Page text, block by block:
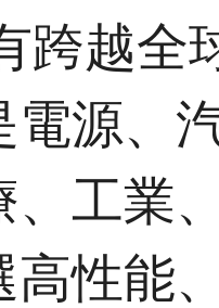
跨越全
電源、
、工業
高性能